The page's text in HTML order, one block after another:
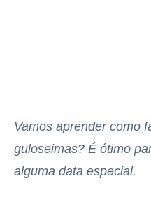
Vamos aprender como
guloseimas? É ótimo
alguma data especial.